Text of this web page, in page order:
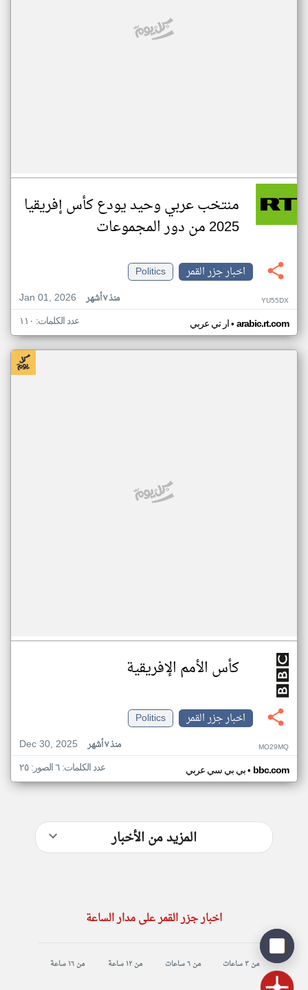
منتخب عربي وحيد يودع كأس إفريقيا
2025 من دور المجموعات
اخبار جزر القمر
Politics
Jan 01, 2026
منذ ٧ أشهر YU55DX
ار تي عربي• arabic.rt.com عدد الكلمات: ١١٠
كأس الأمم الإفريقية
اخبار جزر القمر
Politics
Dec 30, 2025
منذ ٧ أشهر MO29MQ
بي بي سي عربي• bbc.com عدد الكلمات: ٦ الصور: ٢٥
المزيد من الأخبار
اخبار جزر القمر على مدار الساعة
من ٣ ساعات من ٦ ساعات من ١٢ ساعة من ١٦ ساعة